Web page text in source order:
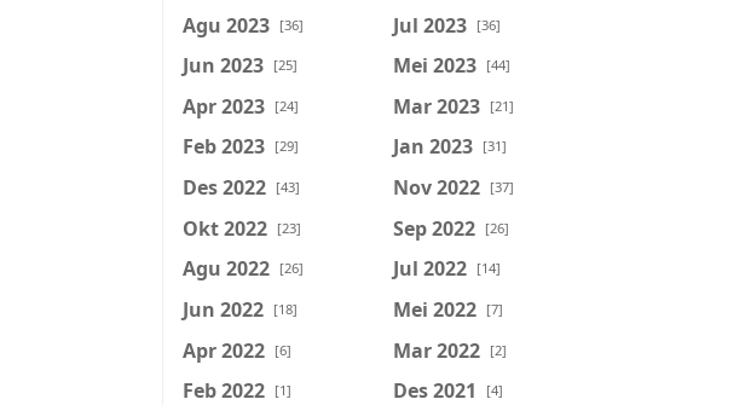
Agu 2023 [36] Jul 2023 [36]
Jun 2023 [25] Mei 2023 [44]
Apr 2023 [24] Mar 2023 [21]
Feb 2023 [29] Jan 2023 [31]
Des 2022 [43] Nov 2022 [37]
Okt 2022 [23] Sep 2022 [26]
Agu 2022 [26] Jul 2022 [14]
Jun 2022 [18] Mei 2022 [7]
Apr 2022 [6] Mar 2022 [2]
Feb 2022 [1] Des 2021 [4]